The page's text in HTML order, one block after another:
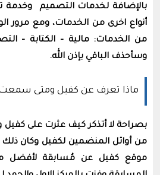
بالإضافة لخدمات التصميم وخدمة
أنواع اخرى من الخدمات، ومع مرور
من الخدمات: مالية – الكتابة –
وسأحذف الباقي بإذن الله.
ماذا تعرف عن كفيل ومتى
بصراحة لا أتذكر كيف عثرت على كفيل
موقع كفيل عن مُسابقة لأفضل